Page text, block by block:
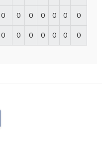
0 0 0 0 0 0 0
0 0 0 0 0 0 0